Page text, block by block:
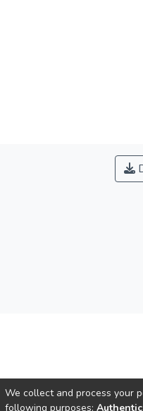
We collect and process your
following purposes: